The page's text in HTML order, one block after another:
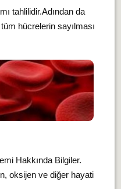
tahlilidir.Adından da
hücrelerin sayılması
Hakkında Bilgiler.
oksijen ve diğer hayati